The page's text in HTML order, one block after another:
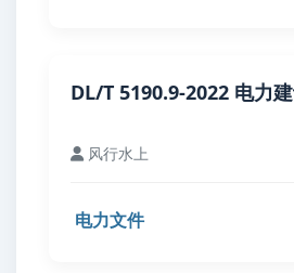
DL/T 5190.9-2022 电力
风行水上
电力文件